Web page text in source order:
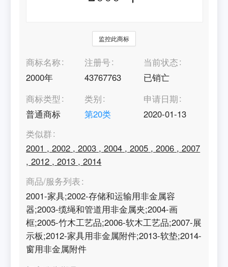
监控此商标
商标名称
2000年
注册号
43767763
当前状态
已销亡
商标类型
普通商标
类别
第20类
申请日期
2020-01-13
类似群
2001 ,2002 ,2003 ,2004 ,2005 ,2006 ,2007
,2012 ,2013 ,2014
商品/服务列表
2001-家具;2002-存储和运输用非金属容
器;2003-缆绳和管道用非金属夹;2004-画
框;2005-竹木工艺品;2006-软木工艺品;2007-展
示板;2012-家具用非金属附件;2013-软垫;2014-
窗用非金属附件